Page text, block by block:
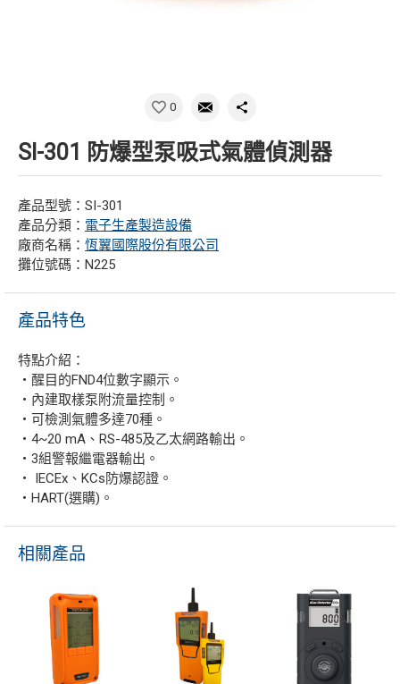
0
SI-301 防爆型泵吸式氣體偵測器
產品型號：SI-301
產品分類： 電子生產製造設備
廠商名稱： 恆翼國際股份有限公司
攤位號碼：N225
產品特色
特點介紹：
・醒目的FND4位數字顯示。
・內建取樣泵附流量控制。
・可檢測氣體多達70種。
・4~20 mA、RS-485及乙太網路輸出。
・3組警報繼電器輸出。
・ IECEx、KCs防爆認證。
・HART(選購)。
相關產品